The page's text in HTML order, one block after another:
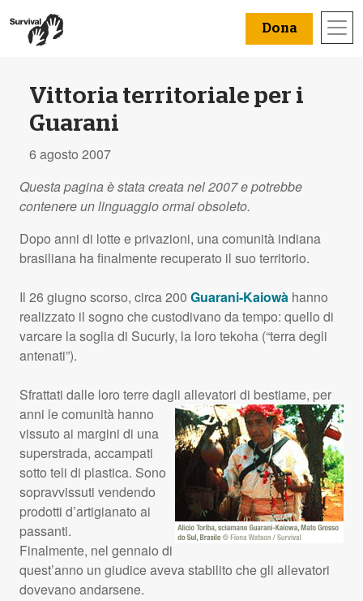
Dona
Vittoria territoriale per i
Guarani
6 agosto 2007
Questa pagina è stata creata nel 2007 e potrebbe
contenere un linguaggio ormai obsoleto.
Dopo anni di lotte e privazioni, una comunità indiana
brasiliana ha finalmente recuperato il suo territorio.
Il 26 giugno scorso, circa 200 Guarani-Kaiowà hanno
realizzato il sogno che custodivano da tempo: quello di
varcare la soglia di Sucuriy, la loro tekoha (“terra degli
antenati”).
Sfrattati dalle loro terre dagli allevatori di bestiame, per
anni le comunità hanno
vissuto ai margini di una
superstrada, accampati
sotto teli di plastica. Sono
sopravvissuti vendendo
prodotti d’artigianato ai
passanti.
Finalmente, nel gennaio di
quest’anno un giudice aveva stabilito che gli allevatori
dovevano andarsene.